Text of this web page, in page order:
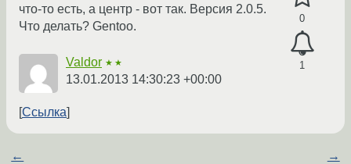
0
1
что-то есть, а центр - вот так. Версия 2.0.5.
Что делать? Gentoo.
Valdor ★★
13.01.2013 14:30:23 +00:00
Ссылка
← →